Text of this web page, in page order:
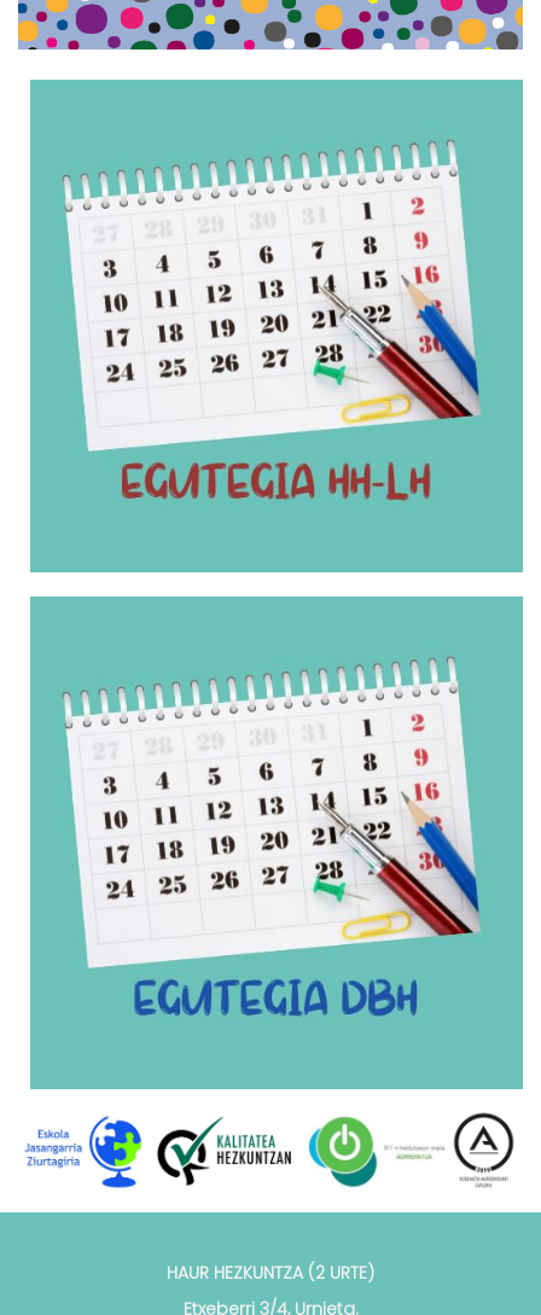
HAUR HEZKUNTZA (2 URTE)
Etxeberri 3/4, Urnieta.